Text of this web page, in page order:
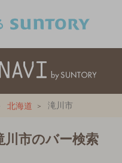
北海道 滝川市
川市のバー検索